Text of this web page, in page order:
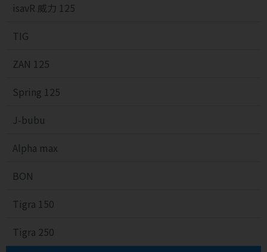
isavR 威力 125
TIG
ZAN 125
Spring 125
J-bubu
Alpha max
BON
Tigra 150
Tigra 250